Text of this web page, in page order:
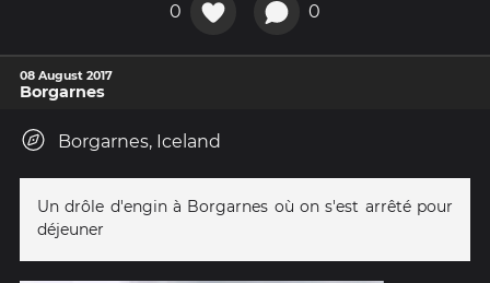
0 0
08 August 2017
Borgarnes
Borgarnes, Iceland
Un drôle d'engin à Borgarnes où on s'est arrêté pour
déjeuner